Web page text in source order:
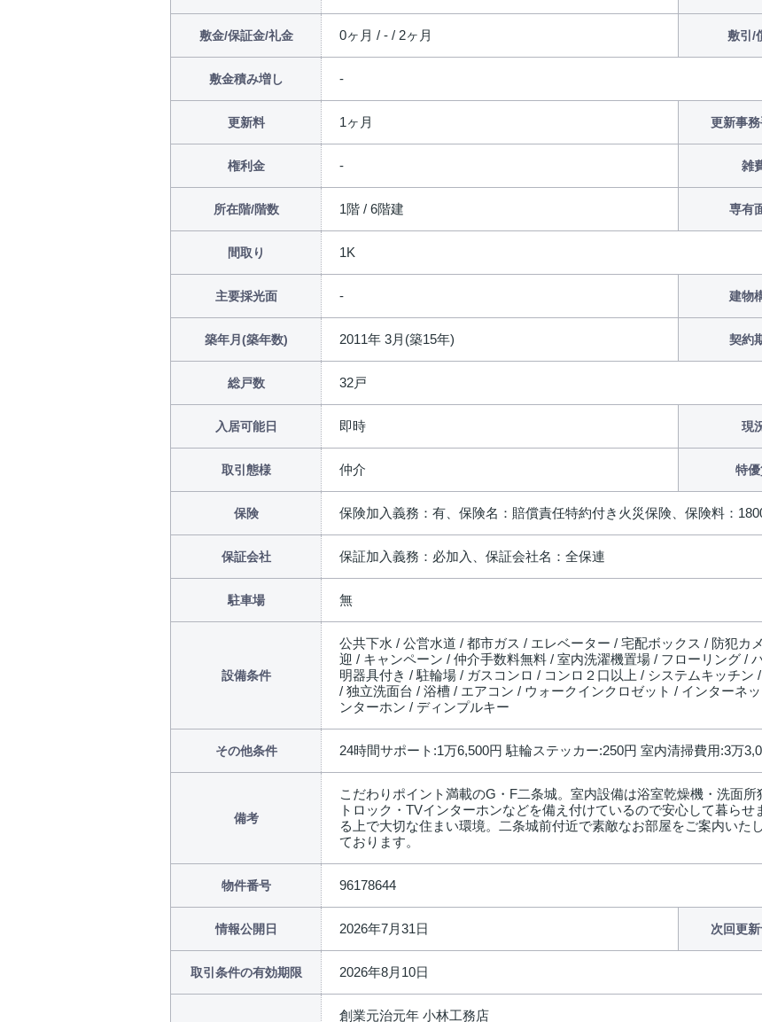
敷金/保証金/礼金 0ヶ月 / - / 2ヶ月 敷引/
敷金積み増し
更新料 1ヶ月 更新事
権利金 雑
所在階/階数 1階 / 6階建 専有
間取り 1K
主要採光面 建物
築年月(築年数) 2011年 3月(築15年) 契約
総戸数 32戸
入居可能日 即時 現
取引態様 仲介 特
保険 保険加入義務：有、保険名：賠償責任特約付き火災保険、保険料：
保証会社 保証加入義務：必加入、保証会社名：全保連
駐車場 無
設備条件
公共下水 / 公営水道 / 都市ガス / エレベーター / 宅配ボックス / 防犯カ
迎 / キャンペーン / 仲介手数料無料 / 室内洗濯機置場 / フローリング /
明器具付き / 駐輪場 / ガスコンロ / コンロ２口以上 / システムキッチ
/ 独立洗面台 / 浴槽 / エアコン / ウォークインクロゼット / インターネ
ンターホン / ディンプルキー
その他条件 24時間サポート:1万6,500円 駐輪ステッカー:250円 室内清掃費用:3万
備考
こだわりポイント満載のG・F二条城。室内設備は浴室乾燥機・洗面
トロック・TVインターホンなどを備え付けているので安心して暮ら
る上で大切な住まい環境。二条城前付近で素敵なお部屋をご案内いた
ております。
物件番号 96178644
情報公開日 2026年7月31日 次回更新
取引条件の有効期限 2026年8月10日
創業元治元年 小林工務店